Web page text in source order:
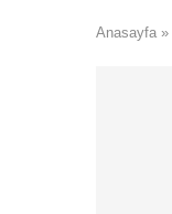
Anasayfa »